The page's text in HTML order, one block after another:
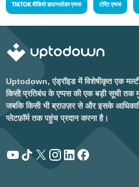
TIKTOK वीडियो डाउनलोडर एप्पस टोरेंट एप्पस
Uptodown, एंड्रॉइड में विशेषीकृत एक मल्टी-
किसी प्रतिबंध के एप्पस की एक बड़ी सूची
जबकि किसी भी ब्राउज़र से और इसके
प्लेटफ़ॉर्म तक पहुंच प्रदान करना है।